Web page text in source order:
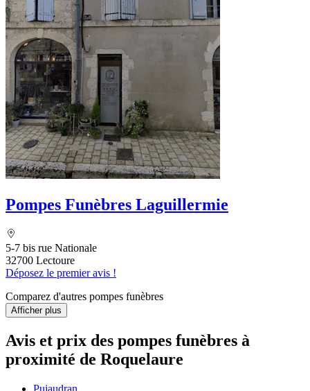
Pompes Funèbres Laguillermie
5-7 bis rue Nationale
32700 Lectoure
Déposez le premier avis !
Comparez d'autres pompes funèbres
Afficher plus
Avis et prix des pompes funèbres à
proximité de Roquelaure
Pujaudran